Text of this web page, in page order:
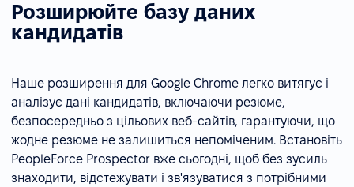
Розширюйте базу даних
кандидатів
Наше розширення для Google Chrome легко витягує і
аналізує дані кандидатів, включаючи резюме,
безпосередньо з цільових веб-сайтів, гарантуючи, що
жодне резюме не залишиться непоміченим. Встановіть
PeopleForce Prospector вже сьогодні, щоб без зусиль
знаходити, відстежувати і зв'язуватися з потрібними